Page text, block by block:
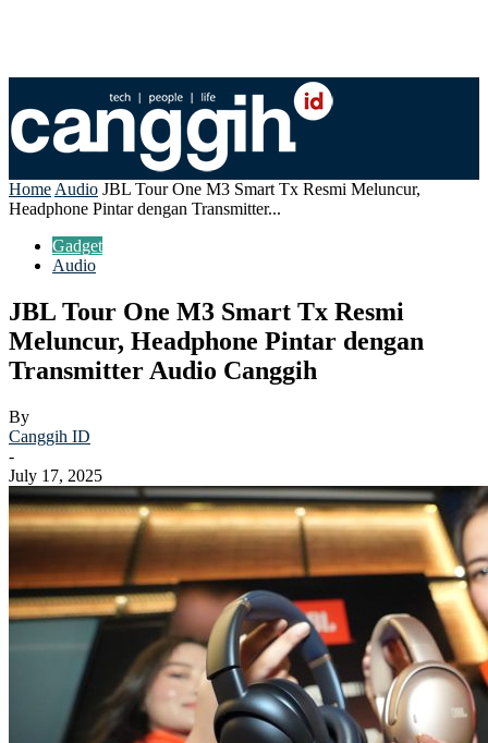
Home Audio JBL Tour One M3 Smart Tx Resmi Meluncur,
Headphone Pintar dengan Transmitter...
Gadget
Audio
JBL Tour One M3 Smart Tx Resmi
Meluncur, Headphone Pintar dengan
Transmitter Audio Canggih
By
Canggih ID
-
July 17, 2025